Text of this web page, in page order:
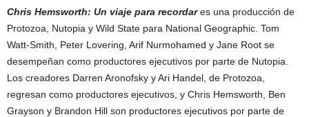
Chris Hemsworth: Un viaje para recordares una producción de
Protozoa, Nutopia y Wild State para National Geographic. Tom
Watt-Smith, Peter Lovering, Arif Nurmohamed y Jane Root se
desempeñan como productores ejecutivos por parte de Nutopia.
Los creadores Darren Aronofsky y Ari Handel, de Protozoa,
regresan como productores ejecutivos, y Chris Hemsworth, Ben
Grayson y Brandon Hill son productores ejecutivos por parte de